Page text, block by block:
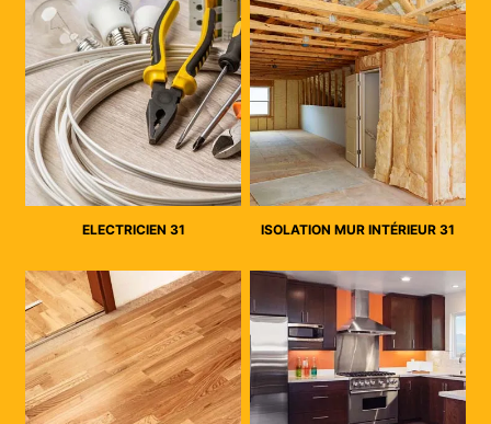
ELECTRICIEN 31 ISOLATION MUR INTÉRIEUR 31